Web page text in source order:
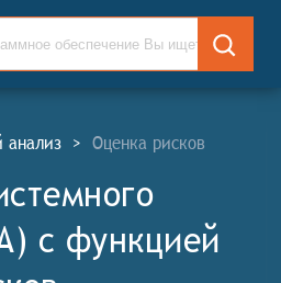
анализ > Оценка рисков
c функцией